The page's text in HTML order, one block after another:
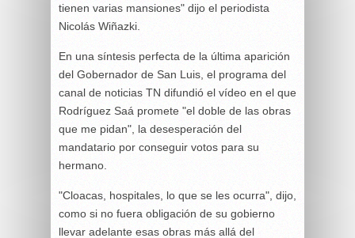
tienen varias mansiones" dijo el periodista
Nicolás Wiñazki.
En una síntesis perfecta de la última aparición
del Gobernador de San Luis, el programa del
canal de noticias TN difundió el vídeo en el que
Rodríguez Saá promete "el doble de las obras
que me pidan", la desesperación del
mandatario por conseguir votos para su
hermano.
"Cloacas, hospitales, lo que se les ocurra", dijo,
como si no fuera obligación de su gobierno
llevar adelante esas obras más allá del